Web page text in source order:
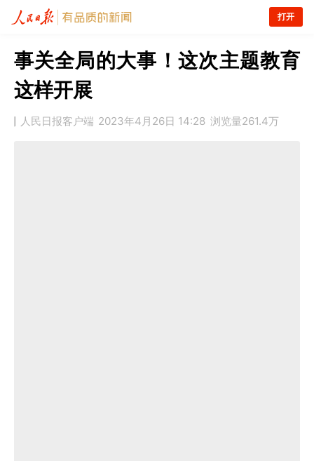
打开
事关全局的大事！这次主题教育
这样开展
人民日报客户端 2023年4月26日 14:28 浏览量261.4万